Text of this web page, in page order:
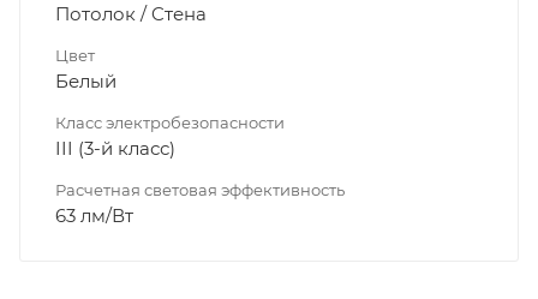
Потолок / Cтена
Цвет
Белый
Класс электробезопасности
III (3-й класс)
Расчетная световая эффективность
63 лм/Вт